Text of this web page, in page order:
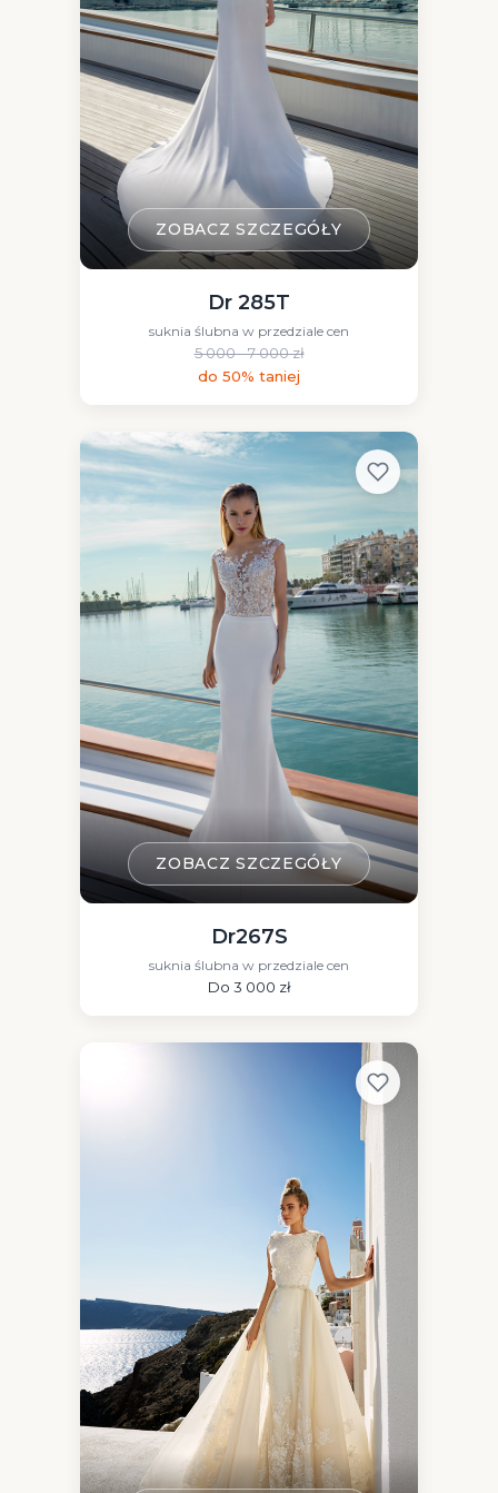
ZOBACZ SZCZEGÓŁY
Dr 285T
suknia ślubna w przedziale cen
5 000 - 7 000 zł
do 50% taniej
ZOBACZ SZCZEGÓŁY
Dr267S
suknia ślubna w przedziale cen
Do 3 000 zł